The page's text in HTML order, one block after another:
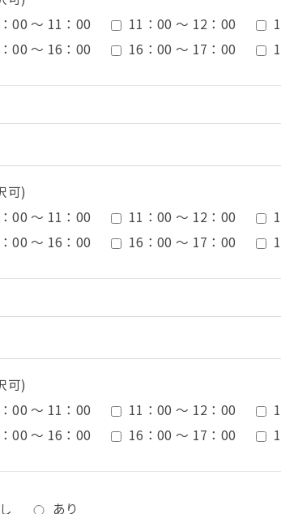
00 ～ 11：00
11：00 ～ 12：00
00 ～ 16：00
16：00 ～ 17：00
可)
00 ～ 11：00
11：00 ～ 12：00
00 ～ 16：00
16：00 ～ 17：00
可)
00 ～ 11：00
11：00 ～ 12：00
00 ～ 16：00
16：00 ～ 17：00
あり